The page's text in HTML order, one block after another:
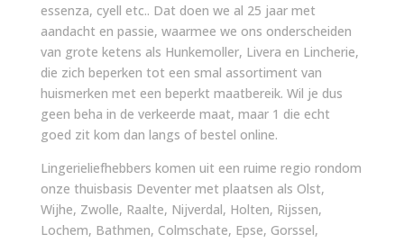
essenza, cyell etc.. Dat doen we al 25 jaar met
aandacht en passie, waarmee we ons onderscheiden
van grote ketens als Hunkemoller, Livera en Lincherie,
die zich beperken tot een smal assortiment van
huismerken met een beperkt maatbereik. Wil je dus
geen beha in de verkeerde maat, maar 1 die echt
goed zit kom dan langs of bestel online.
Lingerieliefhebbers komen uit een ruime regio rondom
onze thuisbasis Deventer met plaatsen als Olst,
Wijhe, Zwolle, Raalte, Nijverdal, Holten, Rijssen,
Lochem, Bathmen, Colmschate, Epse, Gorssel,